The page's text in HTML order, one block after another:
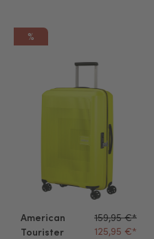
American Tourister Trolley
%
American
Tourister
159,95 €*
125,95 €*